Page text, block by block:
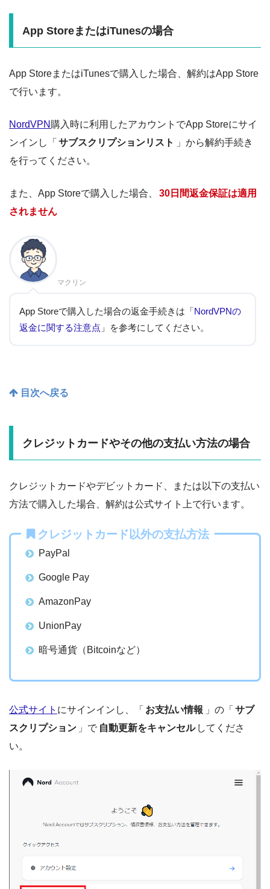
App StoreまたはiTunesの場合
App StoreまたはiTunesで購入した場合、解約はApp Store
で行います。
NordVPN 購入時に利用したアカウントでApp Storeにサイ
ンインし「 サブスクリプションリスト
」から解約手続き
を行ってください。
また、App Storeで購入した場合、
30日間返金保証は適用
されません
マクリン
App Storeで購入した場合の返金手続きは「NordVPNの
返金に関する注意点 」を参考にしてください。
目次へ戻る
クレジットカードやその他の支払い方法の場合
クレジットカードやデビットカード、または以下の支払い
方法で購入した場合、解約は公式サイト上で行います。
クレジットカード以外の支払方法
PayPal
Google Pay
AmazonPay
UnionPay
暗号通貨（Bitcoinなど）
公式サイト にサインインし、「 お支払い情報 」の「 サブ
スクリプション 」で 自動更新をキャンセル してくださ
い。